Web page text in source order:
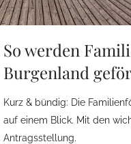
So werden
Burgenland
Kurz & bündig: Die
auf einem Blick. Mit den
Antragsstellung.